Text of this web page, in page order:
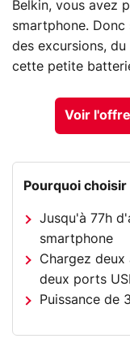
Belkin, vous avez
smartphone.
des excursions,
cette petite
Voir
Pourquoi choisir
Jusqu'à 77h
smartphone
Chargez deux
deux ports
Puissance de